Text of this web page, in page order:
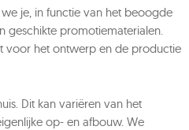
je, in functie van het beoogde
geschikte promotiematerialen.
voor het ontwerp en de productie
Dit kan variëren van het
op- en afbouw. We